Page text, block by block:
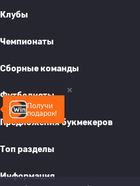
Получи
подарок!
Клубы
Чемпионаты
Сборные команды
Футболисты
Предложения букмекеров
Топ разделы
Информация